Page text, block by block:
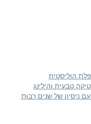
והילינג
של שנים רבות